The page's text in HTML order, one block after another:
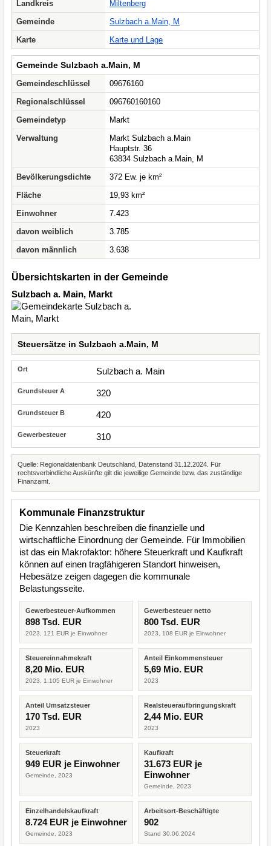
Landkreis
Miltenberg
Gemeinde
Sulzbach a.Main, M
Karte
Karte und Lage
Gemeinde Sulzbach a.Main, M
Gemeindeschlüssel
09676160
Regionalschlüssel
096760160160
Gemeindetyp
Markt
Verwaltung
Markt Sulzbach a.Main
Hauptstr. 36
63834 Sulzbach a.Main, M
Bevölkerungsdichte
372 Ew. je km²
Fläche
19,93 km²
Einwohner
7.423
davon weiblich
3.785
davon männlich
3.638
Übersichtskarten in der Gemeinde
Sulzbach a. Main, Markt
Steuersätze in Sulzbach a.Main, M
Sulzbach a. Main
320
420
310
Quelle: Regionaldatenbank Deutschland, Datenstand 31.12.2024. Für
rechtsverbindliche Auskünfte gilt die jeweilige Gemeinde bzw. das zuständige
Finanzamt.
Kommunale Finanzstruktur
Die Kennzahlen beschreiben die finanzielle und
wirtschaftliche Einordnung der Gemeinde. Für Immobilien
ist das ein Makrofaktor: höhere Steuerkraft und Kaufkraft
können auf einen tragfähigeren Standort hinweisen,
Hebesätze zeigen dagegen die kommunale
Belastungsseite.
Gewerbesteuer-Aufkommen
898 Tsd. EUR
2023, 121 EUR je Einwohner
Gewerbesteuer netto
800 Tsd. EUR
2023, 108 EUR je Einwohner
Steuereinnahmekraft
8,20 Mio. EUR
2023, 1.105 EUR je Einwohner
Anteil Einkommensteuer
5,69 Mio. EUR
2023
Anteil Umsatzsteuer
170 Tsd. EUR
2023
Realsteueraufbringungskraft
2,44 Mio. EUR
2023
Steuerkraft
949 EUR je Einwohner
Gemeinde, 2023
Kaufkraft
31.673 EUR je
Einwohner
Gemeinde, 2023
Einzelhandelskaufkraft
8.724 EUR je Einwohner
Gemeinde, 2023
Arbeitsort-Beschäftigte
902
Stand 30.06.2024